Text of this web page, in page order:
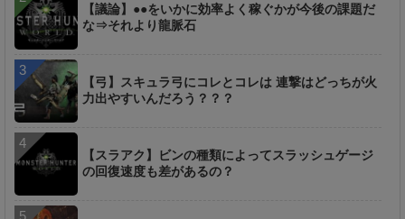
【議論】●●をいかに効率よく稼ぐかが今後の課題だ
な⇒それより龍脈石
【弓】スキュラ弓にコレとコレは 連撃はどっちが火
力出やすいんだろう？？？
【スラアク】ビンの種類によってスラッシュゲージ
の回復速度も差があるの？